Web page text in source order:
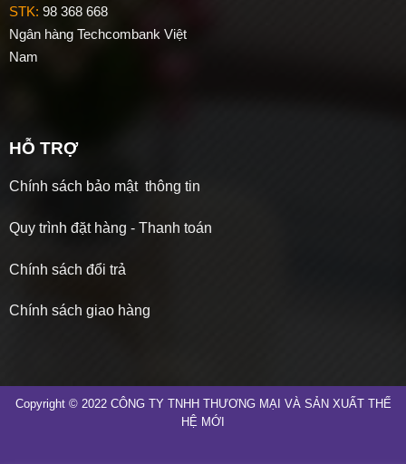
STK: 98 368 668
Ngân hàng Techcombank Việt
Nam
HỖ TRỢ
Chính sách bảo mật thông tin
Quy trình đặt hàng - Thanh toán
Chính sách đổi trả
Chính sách giao hàng
Copyright © 2022 CÔNG TY TNHH THƯƠNG MẠI VÀ SẢN XUẤT THẾ
HỆ MỚI